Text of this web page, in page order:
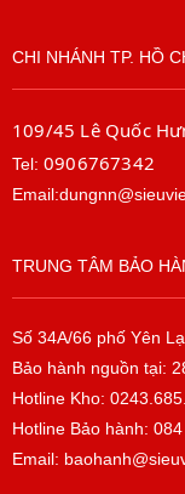
CHI NHÁNH TP. HỒ
109/45 Lê Quốc
Tel: 0906767342
TRUNG TÂM BẢO
Số 34A/66 phố Yên
Bảo hành nguồn tại:
Hotline Kho:
Hotline Bảo hành:
Email: